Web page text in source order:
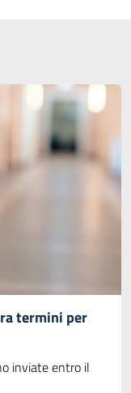
termini per
inviate entro il